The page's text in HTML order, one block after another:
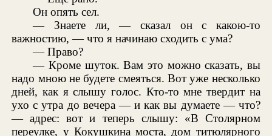
Он опять сел.
— Знаете ли, — сказал он с какою-то
важностию, — что я начинаю сходить с ума?
— Право?
— Кроме шуток. Вам это можно сказать, вы
надо мною не будете смеяться. Вот уже несколько
дней, как я слышу голос. Кто-то мне твердит на
ухо с утра до вечера — и как вы думаете — что?
— адрес: вот и теперь слышу: «В Столярном
переулке, у Кокушкина моста, дом титюлярного